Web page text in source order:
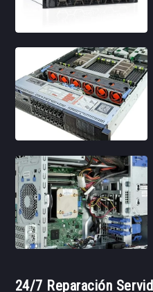
24/7 Reparación